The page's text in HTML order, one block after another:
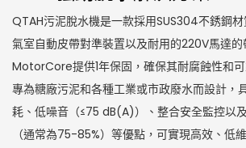
QTAH污泥脫水機是一款採用SUS304不銹鋼材
氣室自動皮帶對準裝置以及耐用的220V馬達
MotorCore提供1年保固，確保其耐腐蝕性和
專為糖廠污泥和各種工業或市政廢水而設計，
耗、低噪音（≤75 dB(A)）、整合安全監控以
（通常為75-85%）等優點，可實現高效、低